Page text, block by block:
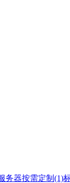
务器按需定制(1)